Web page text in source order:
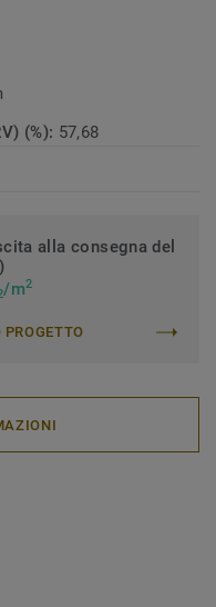
(%): 57,68
alla consegna del
/m2